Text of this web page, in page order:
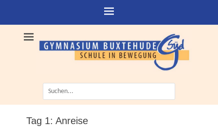
Suche
nach:
Tag 1: Anreise